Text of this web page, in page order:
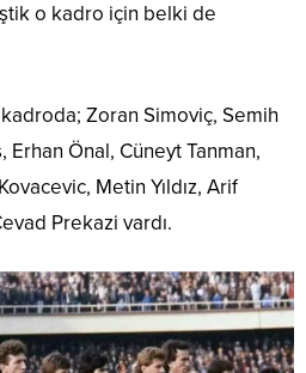
o kadro için belki de
Zoran Simoviç, Semih
Erhan Önal, Cüneyt Tanman,
Metin Yıldız, Arif
Prekazi vardı.